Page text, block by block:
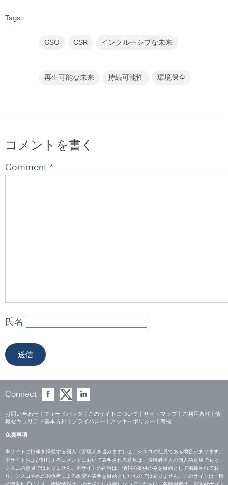
Tags:
CSO CSR インクルーシブな未来
再生可能な未来 持続可能性 環境保全
コメントを書く
Comment *
氏名
Connect
お問い合わせ フィードバック このサイトについて サイトマップ ご利用条件
情
報セキュリティ基本方針
プライバシー クッキーポリシー 商標
免責事項
本サイトに情報を掲載する個人（管理人を含みます）は、シスコの社員である場合があります。
本サイトおよび対応するコメントにおいて表明される意見は、投稿者本人の個人的意見であり、
シスコの意見ではありません。本サイトの内容は、情報の提供のみを目的として掲載されてお
り、シスコや他の関係者による推奨や表明を目的としたものではありません。このサイトは一般